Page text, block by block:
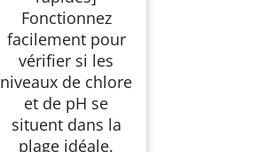
Sonde, Plastique
Durable pour Piscine
Familiale ou Spa
Fonctionnez
facilement pour
vérifier si les
niveaux de chlore
et de pH se
situent dans la
plage idéale.